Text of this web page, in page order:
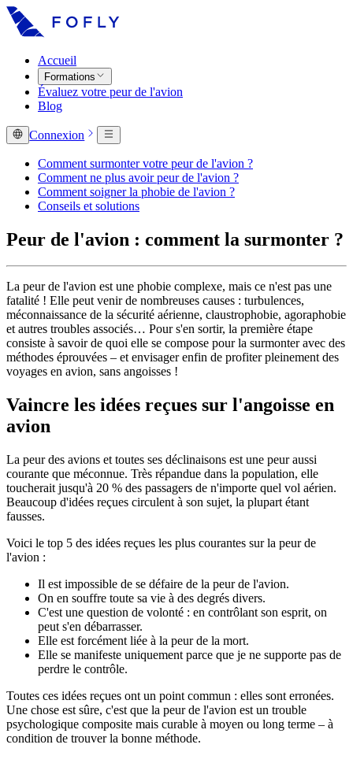
Accueil
Formations
Évaluez votre peur de l'avion
Blog
Connexion
Comment surmonter votre peur de l'avion ?
Comment ne plus avoir peur de l'avion ?
Comment soigner la phobie de l'avion ?
Conseils et solutions
Peur de l'avion : comment la surmonter ?
La peur de l'avion est une phobie complexe, mais ce n'est pas une
fatalité ! Elle peut venir de nombreuses causes : turbulences,
méconnaissance de la sécurité aérienne, claustrophobie, agoraphobie
et autres troubles associés… Pour s'en sortir, la première étape
consiste à savoir de quoi elle se compose pour la surmonter avec des
méthodes éprouvées – et envisager enfin de profiter pleinement des
voyages en avion, sans angoisses !
Vaincre les idées reçues sur l'angoisse en
avion
La peur des avions et toutes ses déclinaisons est une peur aussi
courante que méconnue. Très répandue dans la population, elle
toucherait jusqu'à 20 % des passagers de n'importe quel vol aérien.
Beaucoup d'idées reçues circulent à son sujet, la plupart étant
fausses.
Voici le top 5 des idées reçues les plus courantes sur la peur de
l'avion :
Il est impossible de se défaire de la peur de l'avion.
On en souffre toute sa vie à des degrés divers.
C'est une question de volonté : en contrôlant son esprit, on
peut s'en débarrasser.
Elle est forcément liée à la peur de la mort.
Elle se manifeste uniquement parce que je ne supporte pas de
perdre le contrôle.
Toutes ces idées reçues ont un point commun : elles sont erronées.
Une chose est sûre, c'est que la peur de l'avion est un trouble
psychologique composite mais curable à moyen ou long terme – à
condition de trouver la bonne méthode.